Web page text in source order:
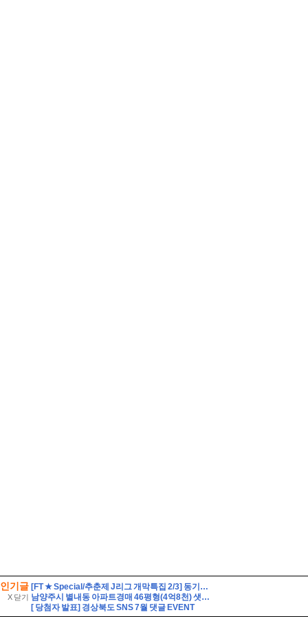
인기글
X 닫기
[FT ★ Special/추춘제 J리그 개막특집 2/3] 동기부여를 가득 채워라! J리그 백년구상리그
남양주시 별내동 아파트경매 46평형(4억8천) 샛별초등학교인근 별내남광하우스토리 14층 유찰1회 남양주별내남광하우스토리아파트 부동산경매 매매
[ 당첨자 발표] 경상북도 SNS 7월 댓글 EVENT